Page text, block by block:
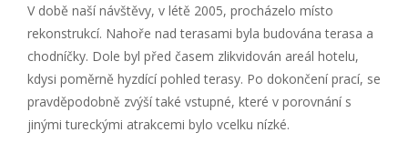
V době naší návštěvy, v létě 2005, procházelo místo
rekonstrukcí. Nahoře nad terasami byla budována terasa a
chodníčky. Dole byl před časem zlikvidován areál hotelu,
kdysi poměrně hyzdící pohled terasy. Po dokončení prací, se
pravděpodobně zvýší také vstupné, které v porovnání s
jinými tureckými atrakcemi bylo vcelku nízké.